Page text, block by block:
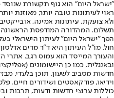
"ישראל היום" הוא גוף תקשורת
ראוי לעיתונות טובה יותר, מאוזנת
ולא צועקת. עיתונות אמינה,
הפך "ישראל היום" לעיתון הישראלי
חול. מו"ל העיתון היא ד"ר מרים
והעורך המייסד הוא עמוס רגב. אתרי
חדשות מסביב לשעון, תוכן בלעדי,
וידיאו, פודקאסטים ושידורים חיים.
כוללות ערוצי חדשות ודעות, תרבות